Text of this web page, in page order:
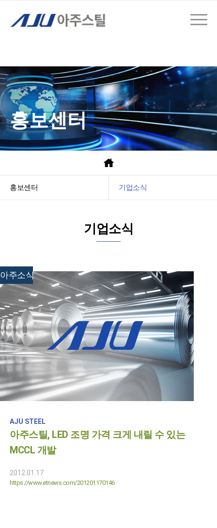
홍보센터
홍보센터 기업소식
기업소식
AJU STEEL
아주스틸, LED 조명 가격 크게 내릴 수 있는
MCCL 개발
2012.01.17
https://www.etnews.com/201201170146
아주소식